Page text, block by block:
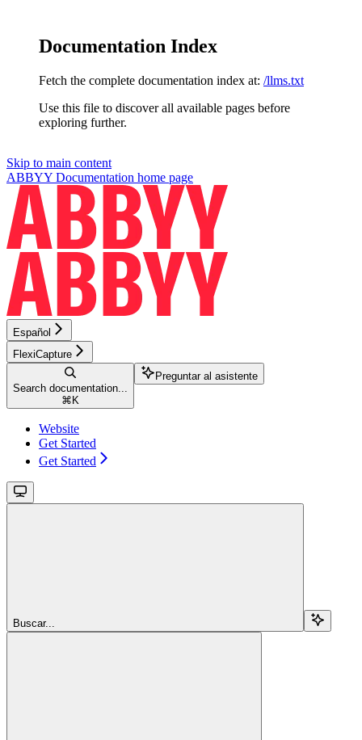
Documentation Index
Fetch the complete documentation index at: /llms.txt
Use this file to discover all available pages before
exploring further.
Skip to main content
ABBYY Documentation home page
Español
FlexiCapture
Search documentation...
⌘ K
Preguntar al asistente
Website
Get Started
Get Started
Buscar...